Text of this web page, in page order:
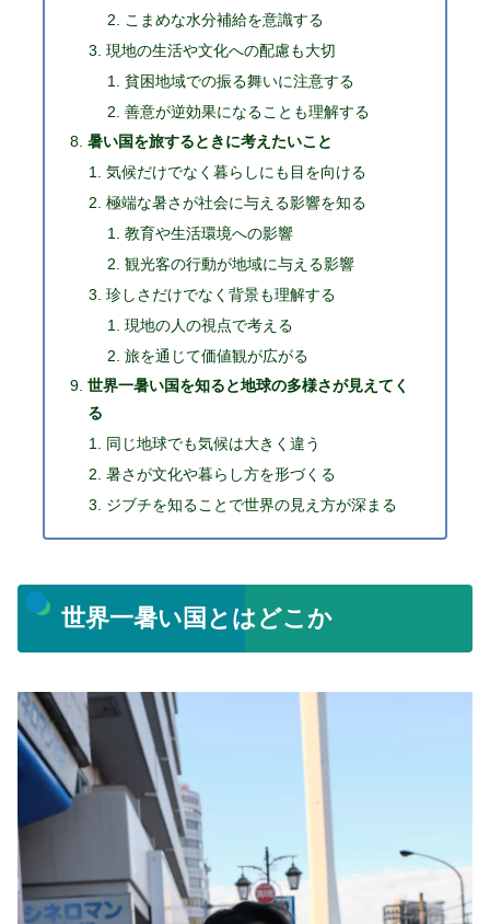
こまめな水分補給を意識する
現地の生活や文化への配慮も大切
貧困地域での振る舞いに注意する
善意が逆効果になることも理解する
暑い国を旅するときに考えたいこと
気候だけでなく暮らしにも目を向ける
極端な暑さが社会に与える影響を知る
教育や生活環境への影響
観光客の行動が地域に与える影響
珍しさだけでなく背景も理解する
現地の人の視点で考える
旅を通じて価値観が広がる
世界一暑い国を知ると地球の多様さが見えてく
る
同じ地球でも気候は大きく違う
暑さが文化や暮らし方を形づくる
ジブチを知ることで世界の見え方が深まる
世界一暑い国とはどこか